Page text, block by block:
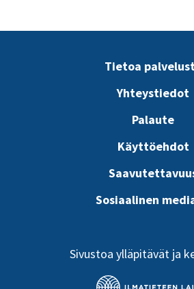
Artikkeli
Tietoa
Yhteystiedot
Palaute
Käyttöehdot
Sosiaalinen
Sivustoa ylläpitävät ja